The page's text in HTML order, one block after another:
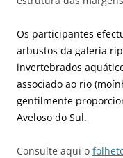
Os participantes
arbustos da galeria
invertebrados
associado ao rio
gentilmente
Aveloso do Sul.
Consulte aqui o